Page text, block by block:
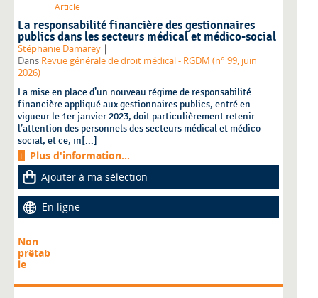
Article
La responsabilité financière des gestionnaires
publics dans les secteurs médical et médico-social
Stéphanie Damarey |
Dans Revue générale de droit médical - RGDM (n° 99, juin
2026)
La mise en place d’un nouveau régime de responsabilité
financière appliqué aux gestionnaires publics, entré en
vigueur le 1er janvier 2023, doit particulièrement retenir
l’attention des personnels des secteurs médical et médico-
social, et ce, in[...]
Plus d'information...
Ajouter à ma sélection
En ligne
Non
prêtab
le